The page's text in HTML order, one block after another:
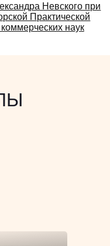
Невского при
Практической
наук